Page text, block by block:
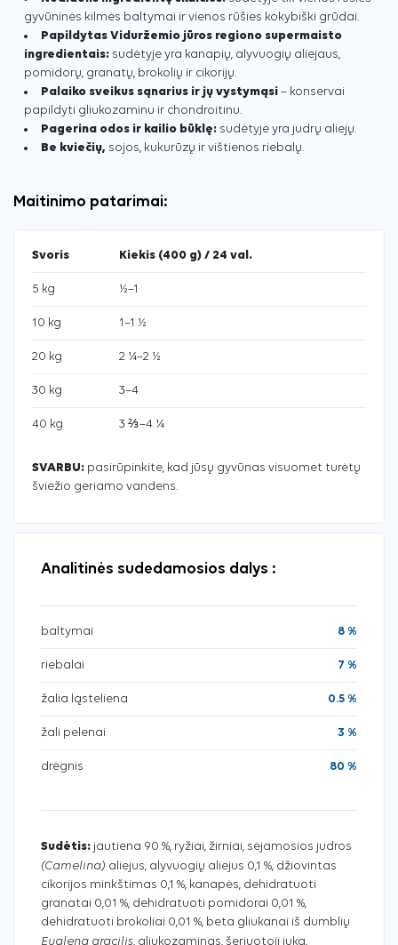
gyvūninės kilmės baltymai ir vienos rūšies kokybiški grūdai.
Papildytas Viduržemio jūros regiono supermaisto
ingredientais: sudėtyje yra kanapių, alyvuogių aliejaus,
pomidorų, granatų, brokolių ir cikorijų.
Palaiko sveikus sąnarius ir jų vystymąsi – konservai
papildyti gliukozaminu ir chondroitinu.
Pagerina odos ir kailio būklę: sudėtyje yra judrų aliejų.
Be kviečių, sojos, kukurūzų ir vištienos riebalų.
Maitinimo patarimai:
Svoris Kiekis (400 g) / 24 val.
5 kg ½–1
10 kg 1–1 ½
20 kg 2 ¼–2 ½
30 kg 3–4
40 kg 3 ⅔–4 ¼
SVARBU: pasirūpinkite, kad jūsų gyvūnas visuomet turėtų
šviežio geriamo vandens.
Analitinės sudedamosios dalys :
baltymai 8 %
riebalai 7 %
žalia ląsteliena 0.5 %
žali pelenai 3 %
drėgnis 80 %
Sudėtis: jautiena 90 %, ryžiai, žirniai, sėjamosios judros
(Camelina) aliejus, alyvuogių aliejus 0,1 %, džiovintas
cikorijos minkštimas 0,1 %, kanapės, dehidratuoti
granatai 0,01 %, dehidratuoti pomidorai 0,01 %,
dehidratuoti brokoliai 0,01 %, beta gliukanai iš dumblių
Euglena gracilis, gliukozaminas, šeriuotoji juka,